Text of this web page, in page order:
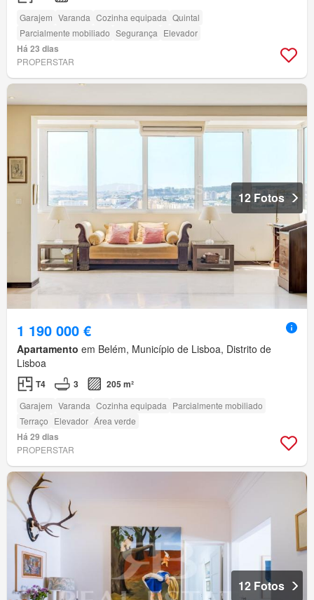
Garajem Varanda Cozinha equipada Quintal
Parcialmente mobiliado Segurança Elevador
Há 23 dias
PROPERSTAR
12 Fotos
1 190 000 €
Apartamento em Belém, Município de Lisboa, Distrito de
Lisboa
T4 3 205 m²
Garajem Varanda Cozinha equipada Parcialmente mobiliado
Terraço Elevador Área verde
Há 29 dias
PROPERSTAR
12 Fotos